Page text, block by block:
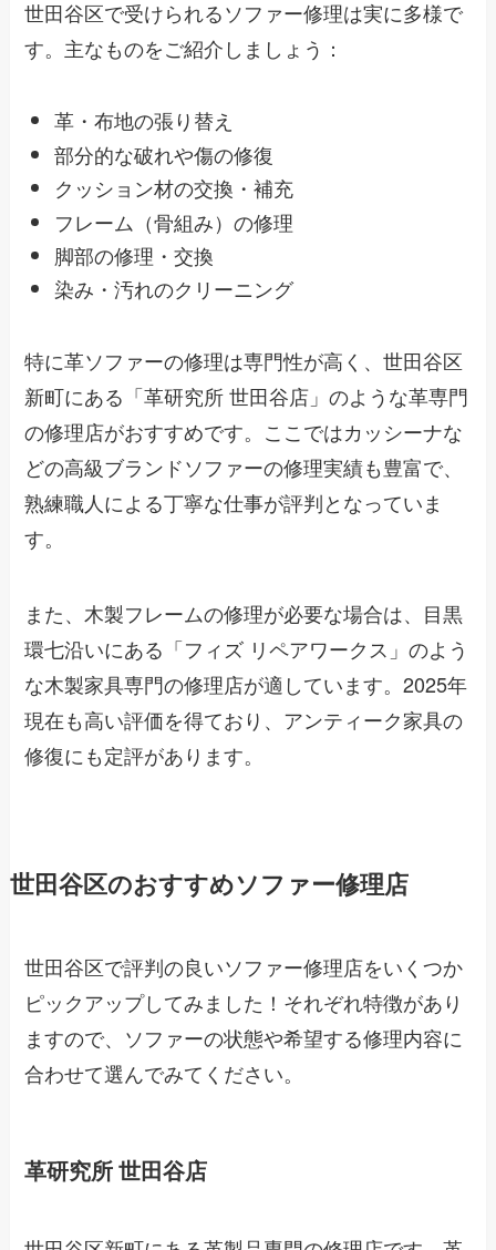
世田谷区で受けられるソファー修理は実に多様で
す。主なものをご紹介しましょう：
革・布地の張り替え
部分的な破れや傷の修復
クッション材の交換・補充
フレーム（骨組み）の修理
脚部の修理・交換
染み・汚れのクリーニング
特に革ソファーの修理は専門性が高く、世田谷区
新町にある「革研究所 世田谷店」のような革専門
の修理店がおすすめです。ここではカッシーナな
どの高級ブランドソファーの修理実績も豊富で、
熟練職人による丁寧な仕事が評判となっていま
す。
また、木製フレームの修理が必要な場合は、目黒
環七沿いにある「フィズ リペアワークス」のよう
な木製家具専門の修理店が適しています。2025年
現在も高い評価を得ており、アンティーク家具の
修復にも定評があります。
世田谷区のおすすめソファー修理店
世田谷区で評判の良いソファー修理店をいくつか
ピックアップしてみました！それぞれ特徴があり
ますので、ソファーの状態や希望する修理内容に
合わせて選んでみてください。
革研究所 世田谷店